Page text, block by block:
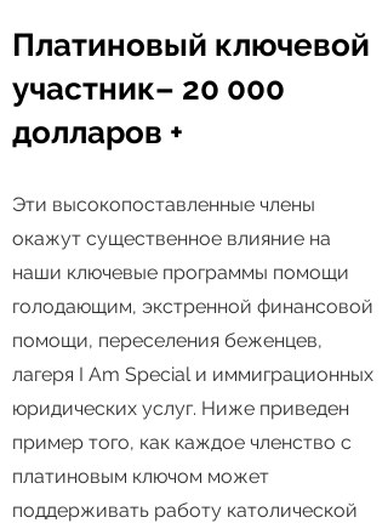
Платиновый ключевой
участник– 20 000
долларов +
Эти высокопоставленные члены
окажут существенное влияние на
наши ключевые программы помощи
голодающим, экстренной финансовой
помощи, переселения беженцев,
лагеря I Am Special и иммиграционных
юридических услуг. Ниже приведен
пример того, как каждое членство с
платиновым ключом может
поддерживать работу католической